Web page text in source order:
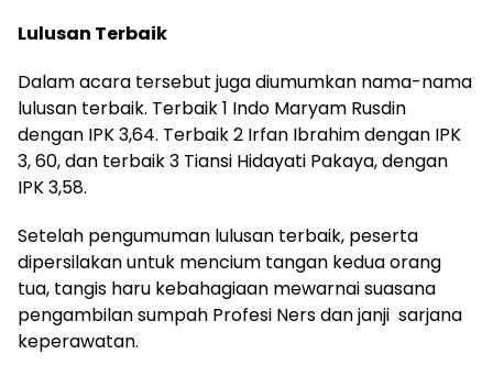
Lulusan Terbaik
Dalam acara tersebut juga diumumkan nama-nama
lulusan terbaik. Terbaik 1 Indo Maryam Rusdin
dengan IPK 3,64. Terbaik 2 Irfan Ibrahim dengan IPK
3, 60, dan terbaik 3 Tiansi Hidayati Pakaya, dengan
IPK 3,58.
Setelah pengumuman lulusan terbaik, peserta
dipersilakan untuk mencium tangan kedua orang
tua, tangis haru kebahagiaan mewarnai suasana
pengambilan sumpah Profesi Ners dan janji sarjana
keperawatan.